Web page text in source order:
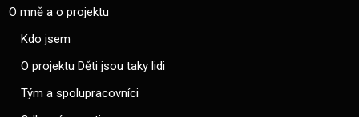
O mně a o projektu
Kdo jsem
O projektu Děti jsou taky lidi
Tým a spolupracovníci